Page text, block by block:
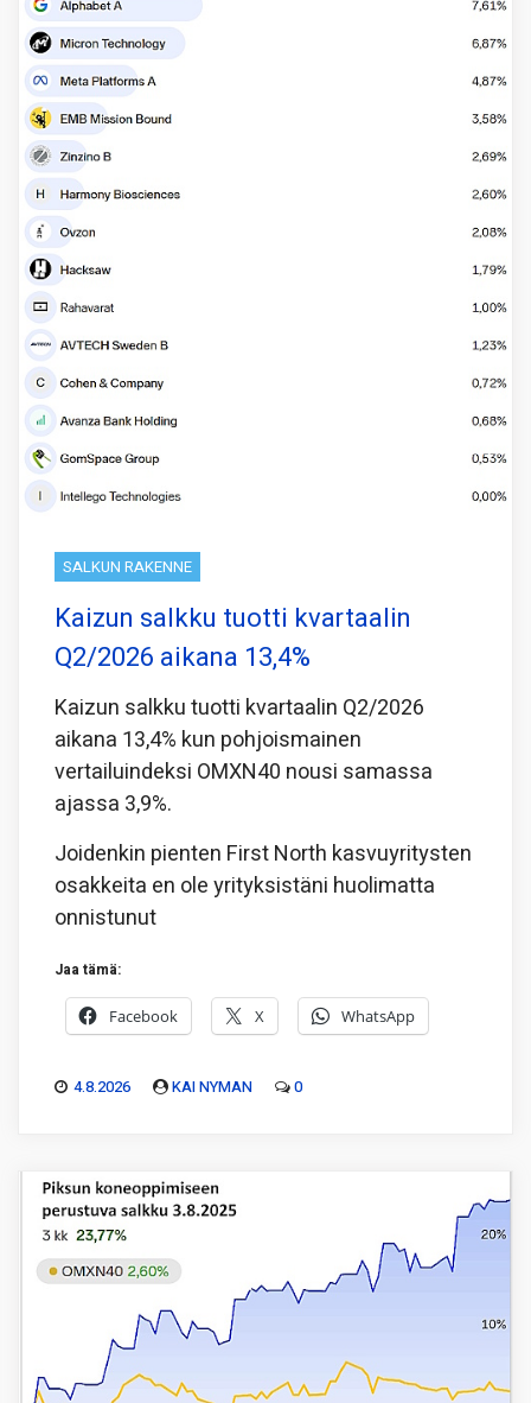
SALKUN RAKENNE
Kaizun salkku tuotti kvartaalin
Q2/2026 aikana 13,4%
Kaizun salkku tuotti kvartaalin Q2/2026
aikana 13,4% kun pohjoismainen
vertailuindeksi OMXN40 nousi samassa
ajassa 3,9%.
Joidenkin pienten First North kasvuyritysten
osakkeita en ole yrityksistäni huolimatta
onnistunut
Jaa tämä:
Facebook X WhatsApp
4.8.2026 KAI NYMAN 0